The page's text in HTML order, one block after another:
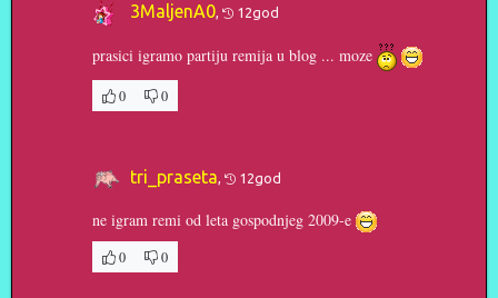
3MaljenA0, 12god
prasici igramo partiju remija u blog ... moze
0 0
tri_praseta, 12god
ne igram remi od leta gospodnjeg 2009-e
0 0